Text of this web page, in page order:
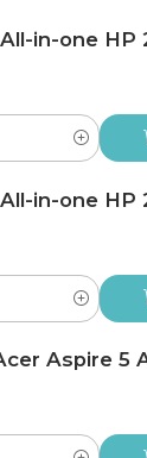
in-one HP
in-one HP
Aspire 5